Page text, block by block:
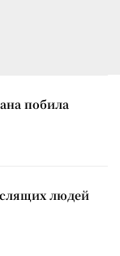
побила
людей